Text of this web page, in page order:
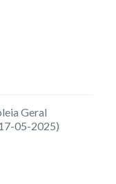
Geral
05-2025)